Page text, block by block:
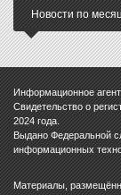
Новости по
Информационное
Свидетельство о
2024 года.
Выдано Федеральной
информационных
Материалы,